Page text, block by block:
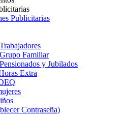
Publicitarias
Familiar
y Jubilados
Extra
Contraseña)